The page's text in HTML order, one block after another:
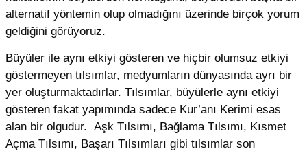
alternatif yöntemin olup olmadığını üzerinde birçok yorum
geldiğini görüyoruz.
Büyüler ile aynı etkiyi gösteren ve hiçbir olumsuz etkiyi
göstermeyen tılsımlar, medyumların dünyasında ayrı bir
yer oluşturmaktadırlar. Tılsımlar, büyülerle aynı etkiyi
gösteren fakat yapımında sadece Kur’anı Kerimi esas
alan bir olgudur. Aşk Tılsımı, Bağlama Tılsımı, Kısmet
Açma Tılsımı, Başarı Tılsımları gibi tılsımlar son